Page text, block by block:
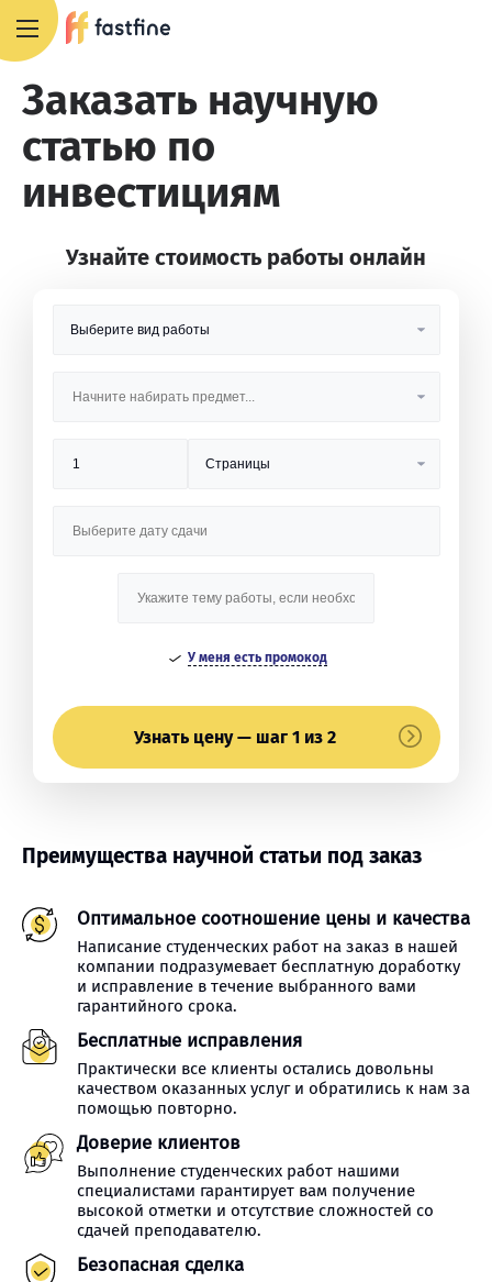
Заказать научную
статью по
инвестициям
Узнайте стоимость работы онлайн
У меня есть промокод
Узнать цену — шаг 1 из 2
Преимущества научной статьи под заказ
Оптимальное соотношение цены и качества
Написание студенческих работ на заказ в нашей
компании подразумевает бесплатную доработку
и исправление в течение выбранного вами
гарантийного срока.
Бесплатные исправления
Практически все клиенты остались довольны
качеством оказанных услуг и обратились к нам за
помощью повторно.
Доверие клиентов
Выполнение студенческих работ нашими
специалистами гарантирует вам получение
высокой отметки и отсутствие сложностей со
сдачей преподавателю.
Безопасная сделка